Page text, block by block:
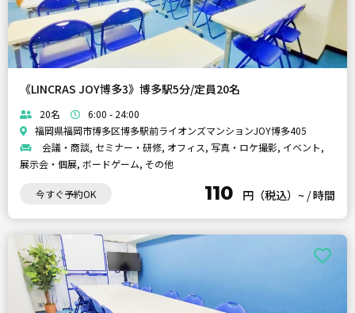
《LINCRAS JOY博多3》博多駅5分/定員20名
20名
6:00 - 24:00
福岡県福岡市博多区博多駅前ライオンズマンションJOY博多405
会議・商談, セミナー・研修, オフィス, 写真・ロケ撮影, イベント,
展示会・個展, ボードゲーム, その他
今すぐ予約OK 110 円（税込）~ /時間